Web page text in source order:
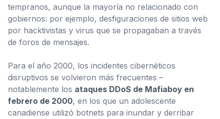
tempranos, aunque la mayoría no relacionado con
gobiernos: por ejemplo, desfiguraciones de sitios web
por hacktivistas y virus que se propagaban a través
de foros de mensajes.
Para el año 2000, los incidentes cibernéticos
disruptivos se volvieron más frecuentes –
notablemente los ataques DDoS de Mafiaboy en
febrero de 2000, en los que un adolescente
canadiense utilizó botnets para inundar y derribar